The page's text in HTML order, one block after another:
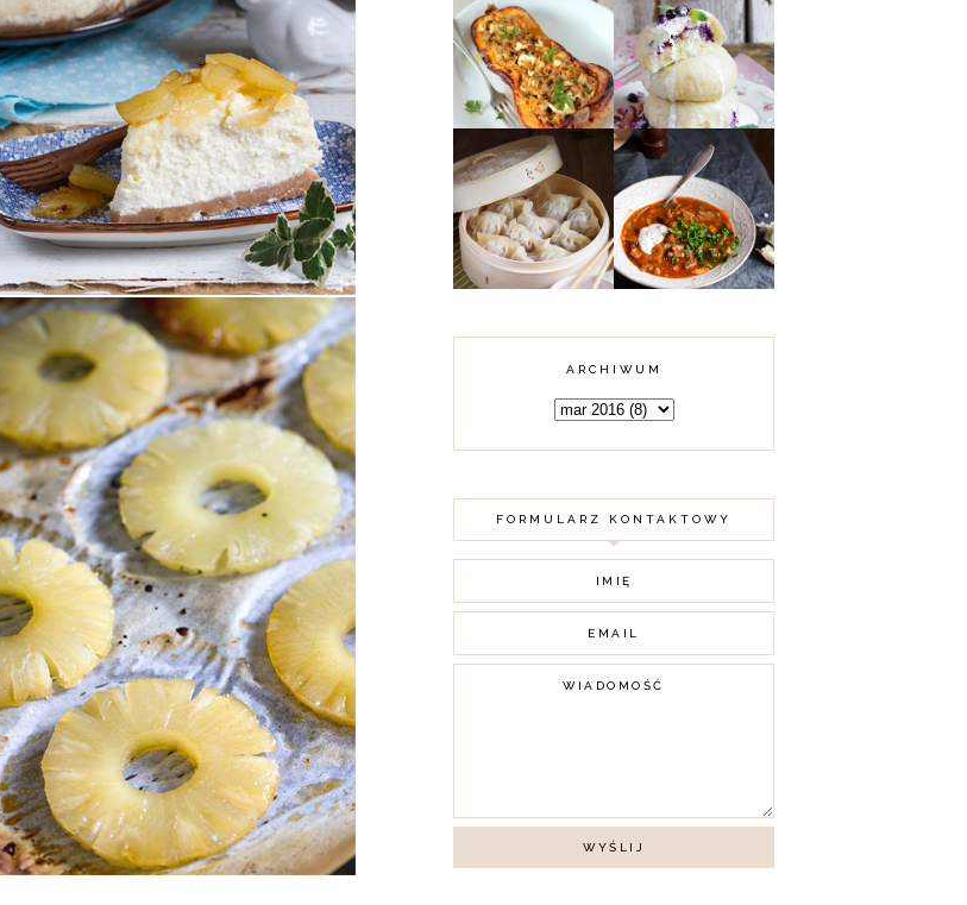
DYNIA PIŻMOWA
FASZEROWANA
MIĘSEM
MIELONYM,
KUSKUSEM I
FETĄ
PAMPUCHY Z
JAGODAMI
CHIŃSKIE
PIEROŻKI DIM
SUM Z MIĘSEM
KARMUSZKA -
ZUPA GULASZOWA
Z WARMII I
MAZUR
ARCHIWUM
FORMULARZ KONTAKTOWY